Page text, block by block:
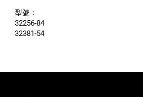
型號：
32256-84
32381-54